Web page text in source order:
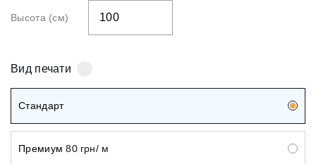
Высота (см)
Вид печати
Стандарт
Премиум 80 грн/ м